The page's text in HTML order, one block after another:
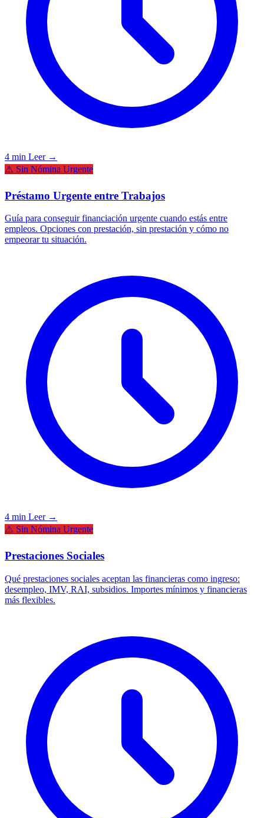
4 min Leer →
⚠️ Sin Nómina Urgente
Préstamo Urgente entre Trabajos
Guía para conseguir financiación urgente cuando estás entre
empleos. Opciones con prestación, sin prestación y cómo no
empeorar tu situación.
4 min Leer →
⚠️ Sin Nómina Urgente
Prestaciones Sociales
Qué prestaciones sociales aceptan las financieras como ingreso:
desempleo, IMV, RAI, subsidios. Importes mínimos y financieras
más flexibles.